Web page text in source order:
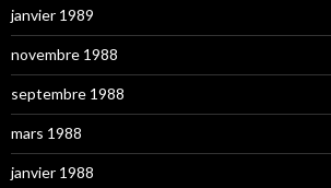
janvier 1989
novembre 1988
septembre 1988
mars 1988
janvier 1988